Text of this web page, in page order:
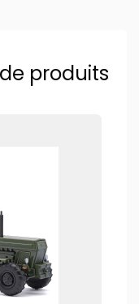
produits